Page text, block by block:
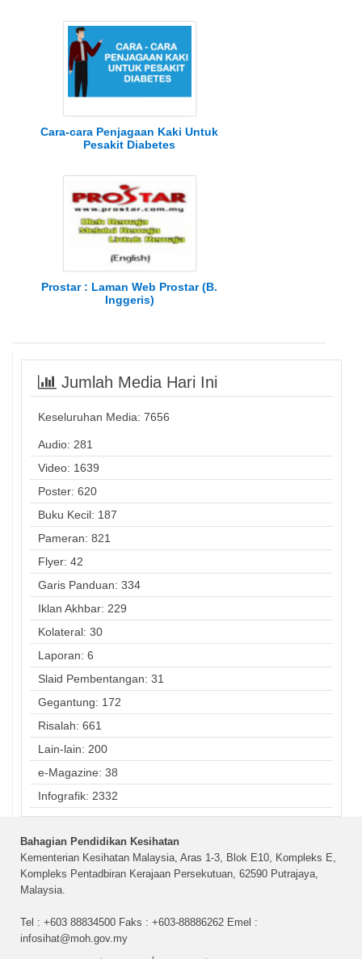
Cara-cara Penjagaan Kaki Untuk
Pesakit Diabetes
Prostar : Laman Web Prostar (B.
Inggeris)
Jumlah Media Hari Ini
Keseluruhan Media: 7656
Audio: 281
Video: 1639
Poster: 620
Buku Kecil: 187
Pameran: 821
Flyer: 42
Garis Panduan: 334
Iklan Akhbar: 229
Kolateral: 30
Laporan: 6
Slaid Pembentangan: 31
Gegantung: 172
Risalah: 661
Lain-lain: 200
e-Magazine: 38
Infografik: 2332
Bahagian Pendidikan Kesihatan
Kementerian Kesihatan Malaysia, Aras 1-3, Blok E10, Kompleks E,
Kompleks Pentadbiran Kerajaan Persekutuan, 62590 Putrajaya,
Malaysia.
Tel : +603 88834500 Faks : +603-88886262 Emel :
infosihat@moh.gov.my